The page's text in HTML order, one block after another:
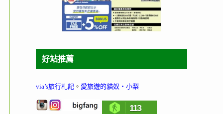
好站推薦
via’s旅行札記 。 愛旅遊的貓奴‧小梨
113